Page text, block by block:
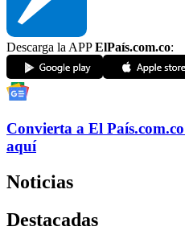
Descarga la APPElPaís.com.co:
Convierta a El País.com.co
aquí
Noticias
Destacadas